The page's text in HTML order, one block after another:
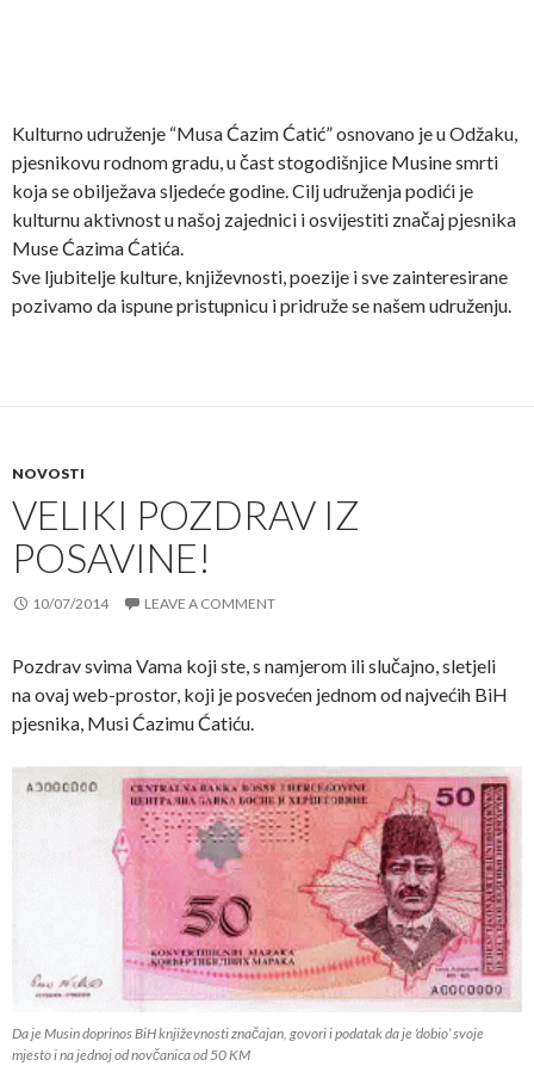
Kulturno udruženje “Musa Ćazim Ćatić” osnovano je u Odžaku,
pjesnikovu rodnom gradu, u čast stogodišnjice Musine smrti
koja se obilježava sljedeće godine. Cilj udruženja podići je
kulturnu aktivnost u našoj zajednici i osvijestiti značaj pjesnika
Muse Ćazima Ćatića.
Sve ljubitelje kulture, književnosti, poezije i sve zainteresirane
pozivamo da ispune pristupnicu i pridruže se našem udruženju.
NOVOSTI
VELIKI POZDRAV IZ
POSAVINE!
10/07/2014 LEAVE A COMMENT
Pozdrav svima Vama koji ste, s namjerom ili slučajno, sletjeli
na ovaj web-prostor, koji je posvećen jednom od najvećih BiH
pjesnika, Musi Ćazimu Ćatiću.
Da je Musin doprinos BiH književnosti značajan, govori i podatak da je ‘dobio’ svoje
mjesto i na jednoj od novčanica od 50 KM